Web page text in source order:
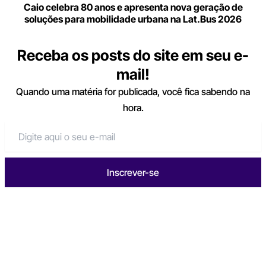
Caio celebra 80 anos e apresenta nova geração de
soluções para mobilidade urbana na Lat.Bus 2026
Receba os posts do site em seu e-
mail!
Quando uma matéria for publicada, você fica sabendo na
hora.
Inscrever-se